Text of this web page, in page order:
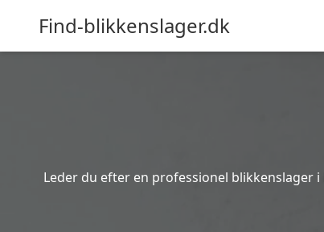
Find-blikkenslager.dk
Leder du efter en professionel blikkenslager